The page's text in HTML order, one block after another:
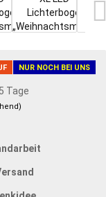
NUR NOCH BEI UNS
Tage